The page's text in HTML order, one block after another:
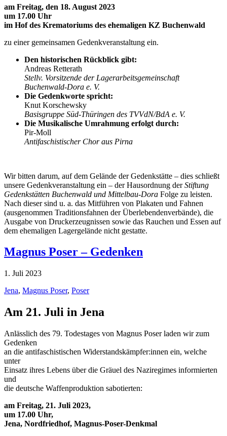
am Freitag, den 18. August 2023
um 17.00 Uhr
im Hof des Krematoriums des ehemaligen KZ Buchenwald
zu einer gemeinsamen Gedenkveranstaltung ein.
Den historischen Rückblick gibt:
Andreas Retterath
Stellv. Vorsitzende der Lagerarbeitsgemeinschaft
Buchenwald-Dora e. V.
Die Gedenkworte spricht:
Knut Korschewsky
Basisgruppe Süd-Thüringen des TVVdN/BdA e. V.
Die Musikalische Umrahmung erfolgt durch:
Pir-Moll
Antifaschistischer Chor aus Pirna
Wir bitten darum, auf dem Gelände der Gedenkstätte – dies schließt
unsere Gedenkveranstaltung ein – der Hausordnung derStiftung
Gedenkstätten Buchenwald und Mittelbau-Dora Folge zu leisten.
Nach dieser sind u. a. das Mitführen von Plakaten und Fahnen
(ausgenommen Traditionsfahnen der Überlebendenverbände), die
Ausgabe von Druckerzeugnissen sowie das Rauchen und Essen auf
dem ehemaligen Lagergelände nicht gestatte.
Magnus Poser – Gedenken
1. Juli 2023
Jena, Magnus Poser, Poser
Am 21. Juli in Jena
Anlässlich des 79. Todestages von Magnus Poser laden wir zum
Gedenken
an die antifaschistischen Widerstandskämpfer:innen ein, welche
unter
Einsatz ihres Lebens über die Gräuel des Naziregimes informierten
und
die deutsche Waffenproduktion sabotierten:
am Freitag, 21. Juli 2023,
um 17.00 Uhr,
Jena, Nordfriedhof, Magnus-Poser-Denkmal